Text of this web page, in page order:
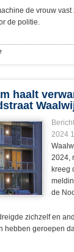
de vrouw
de politie.
haalt
2024
2024,
kreeg
de
zichzelf en
hebben geroepen